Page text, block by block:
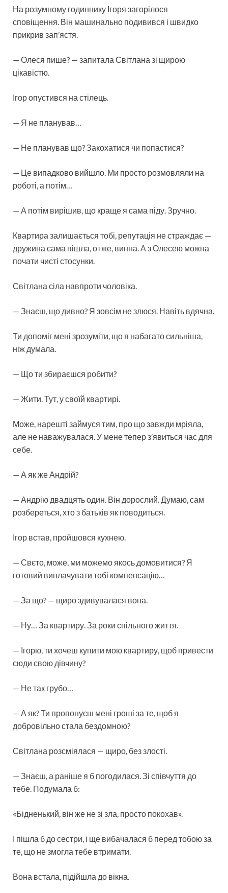
На розумному годиннику Ігоря загорілося
сповіщення. Він машинально подивився і швидко
прикрив зап’ястя.
— Олеся пише? — запитала Світлана зі щирою
цікавістю.
Ігор опустився на стілець.
— Я не планував…
— Не планував що? Закохатися чи попастися?
— Це випадково вийшло. Ми просто розмовляли на
роботі, а потім…
— А потім вирішив, що краще я сама піду. Зручно.
Квартира залишається тобі, репутація не страждає —
дружина сама пішла, отже, винна. А з Олесею можна
почати чисті стосунки.
Світлана сіла навпроти чоловіка.
— Знаєш, що дивно? Я зовсім не злюся. Навіть вдячна.
Ти допоміг мені зрозуміти, що я набагато сильніша,
ніж думала.
— Що ти збираєшся робити?
— Жити. Тут, у своїй квартирі.
Може, нарешті займуся тим, про що завжди мріяла,
але не наважувалася. У мене тепер з’явиться час для
себе.
— А як же Андрій?
— Андрію двадцять один. Він дорослий. Думаю, сам
розбереться, хто з батьків як поводиться.
Ігор встав, пройшовся кухнею.
— Свєто, може, ми можемо якось домовитися? Я
готовий виплачувати тобі компенсацію…
— За що? — щиро здивувалася вона.
— Ну… За квартиру. За роки спільного життя.
— Ігорю, ти хочеш купити мою квартиру, щоб привести
сюди свою дівчину?
— Не так грубо…
— А як? Ти пропонуєш мені гроші за те, щоб я
добровільно стала бездомною?
Світлана розсміялася — щиро, без злості.
— Знаєш, а раніше я б погодилася. Зі співчуття до
тебе. Подумала б:
«Бідненький, він же не зі зла, просто покохав».
І пішла б до сестри, і ще вибачалася б перед тобою за
те, що не змогла тебе втримати.
Вона встала, підійшла до вікна.